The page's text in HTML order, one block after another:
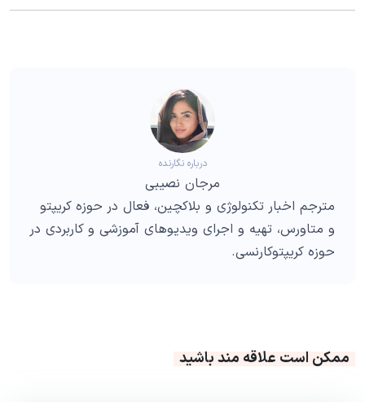
درباره نگارنده
مرجان نصیبی
مترجم اخبار تکنولوژی و بلاکچین، فعال در حوزه کریپتو
و متاورس، تهیه و اجرای ویدیوهای آموزشی و کاربردی در
حوزه کریپتوکارنسی.
ممکن است علاقه مند باشید